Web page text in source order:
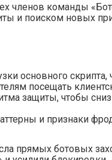
членов команды
и поиском новых
основного
посещать
защиты, чтобы
и признаки
прямых ботовых